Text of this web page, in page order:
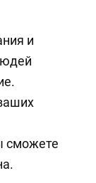
и
сможете